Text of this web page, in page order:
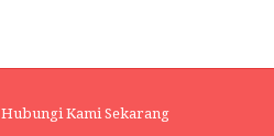
Hubungi Kami Sekarang